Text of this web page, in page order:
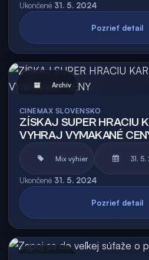
Ukončené 31. 5. 2024
Pozrieť detail
Archív
CINEMAX SLOVENSKO
ZÍSKAJ SUPER HRACIU
VYHRAJ VYMAKANÉ
Mix výhier 31.
Ukončené 31. 5. 2024
Pozrieť detail